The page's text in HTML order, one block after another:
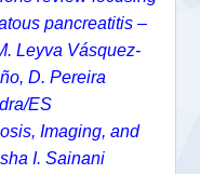
pancreatitis –
Leyva Vásquez-
D. Pereira
ES
Imaging, and
I. Sainani